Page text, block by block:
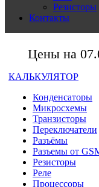
Резисторы
Контакты
Цены на
КАЛЬКУЛЯТОР
Конденсаторы
Микросхемы
Транзисторы
Переключатели
Разъёмы
Разъемы от
Резисторы
Реле
Процессоры